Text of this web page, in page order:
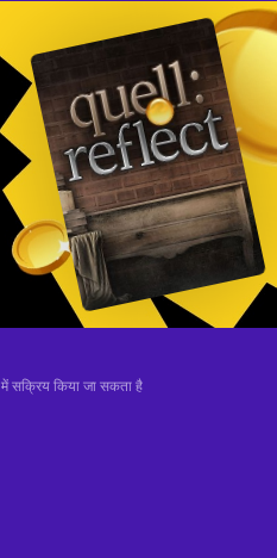
में सक्रिय किया जा सकता है